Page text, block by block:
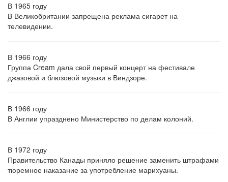
В 1965 году
В Великобритании запрещена реклама сигарет на
телевидении.
В 1966 году
Группа Cream дала свой первый концерт на фестивале
джазовой и блюзовой музыки в Виндзоре.
В 1966 году
В Англии упразднено Министерство по делам колоний.
В 1972 году
Правительство Канады приняло решение заменить штрафами
тюремное наказание за употребление марихуаны.